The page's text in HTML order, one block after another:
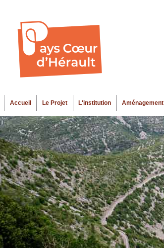
Menu principal
Accueil Le Projet L'institution Aménagement